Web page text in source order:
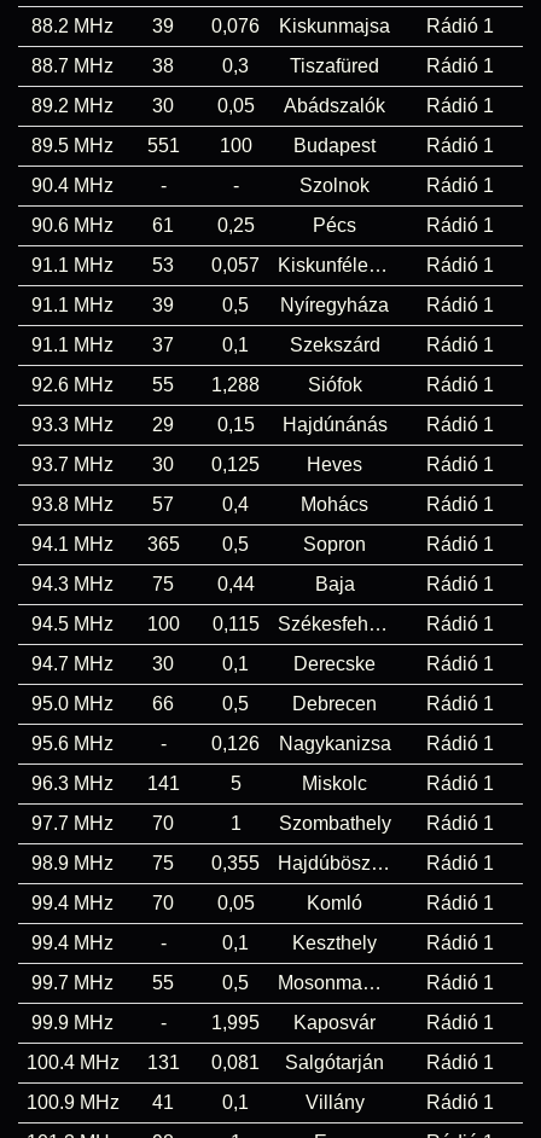
88.2 MHz
39 0,076 Kiskunmajsa
Rádió 1
88.7 MHz
38 0,3 Tiszafüred
Rádió 1
89.2 MHz
30 0,05 Abádszalók
Rádió 1
89.5 MHz
551 100 Budapest
Rádió 1
90.4 MHz
- - Szolnok
Rádió 1
90.6 MHz
61 0,25 Pécs
Rádió 1
91.1 MHz
53 0,057 Kiskunfélegyháza
Rádió 1
91.1 MHz
39 0,5 Nyíregyháza
Rádió 1
91.1 MHz
37 0,1 Szekszárd
Rádió 1
92.6 MHz
55 1,288 Siófok
Rádió 1
93.3 MHz
29 0,15 Hajdúnánás
Rádió 1
93.7 MHz
30 0,125 Heves
Rádió 1
93.8 MHz
57 0,4 Mohács
Rádió 1
94.1 MHz
365 0,5 Sopron
Rádió 1
94.3 MHz
75 0,44 Baja
Rádió 1
94.5 MHz
100 0,115 Székesfehérvár
Rádió 1
94.7 MHz
30 0,1 Derecske
Rádió 1
95.0 MHz
66 0,5 Debrecen
Rádió 1
95.6 MHz
- 0,126 Nagykanizsa
Rádió 1
96.3 MHz
141 5 Miskolc
Rádió 1
97.7 MHz
70 1 Szombathely
Rádió 1
98.9 MHz
75 0,355 Hajdúböszörmény
Rádió 1
99.4 MHz
70 0,05 Komló
Rádió 1
99.4 MHz
- 0,1 Keszthely
Rádió 1
99.7 MHz
55 0,5 Mosonmagyaróvár
Rádió 1
99.9 MHz
- 1,995 Kaposvár
Rádió 1
100.4 MHz
131 0,081 Salgótarján
Rádió 1
100.9 MHz
41 0,1 Villány
Rádió 1